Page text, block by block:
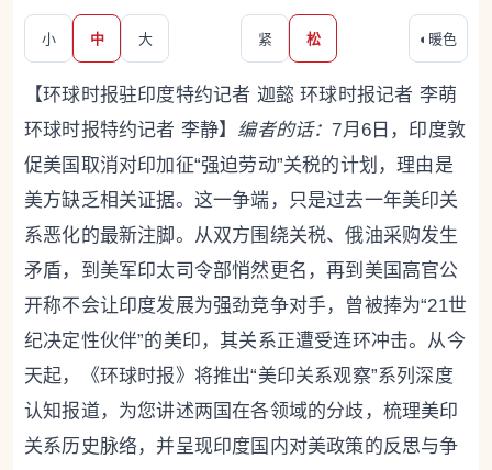
小 中 大 紧 松 ◐ 暖色
【环球时报驻印度特约记者 迦懿 环球时报记者 李萌
环球时报特约记者 李静】 编者的话：7月6日，印度敦
促美国取消对印加征“强迫劳动”关税的计划，理由是
美方缺乏相关证据。这一争端，只是过去一年美印关
系恶化的最新注脚。从双方围绕关税、俄油采购发生
矛盾，到美军印太司令部悄然更名，再到美国高官公
开称不会让印度发展为强劲竞争对手，曾被捧为“21世
纪决定性伙伴”的美印，其关系正遭受连环冲击。从今
天起，《环球时报》将推出“美印关系观察”系列深度
认知报道，为您讲述两国在各领域的分歧，梳理美印
关系历史脉络，并呈现印度国内对美政策的反思与争